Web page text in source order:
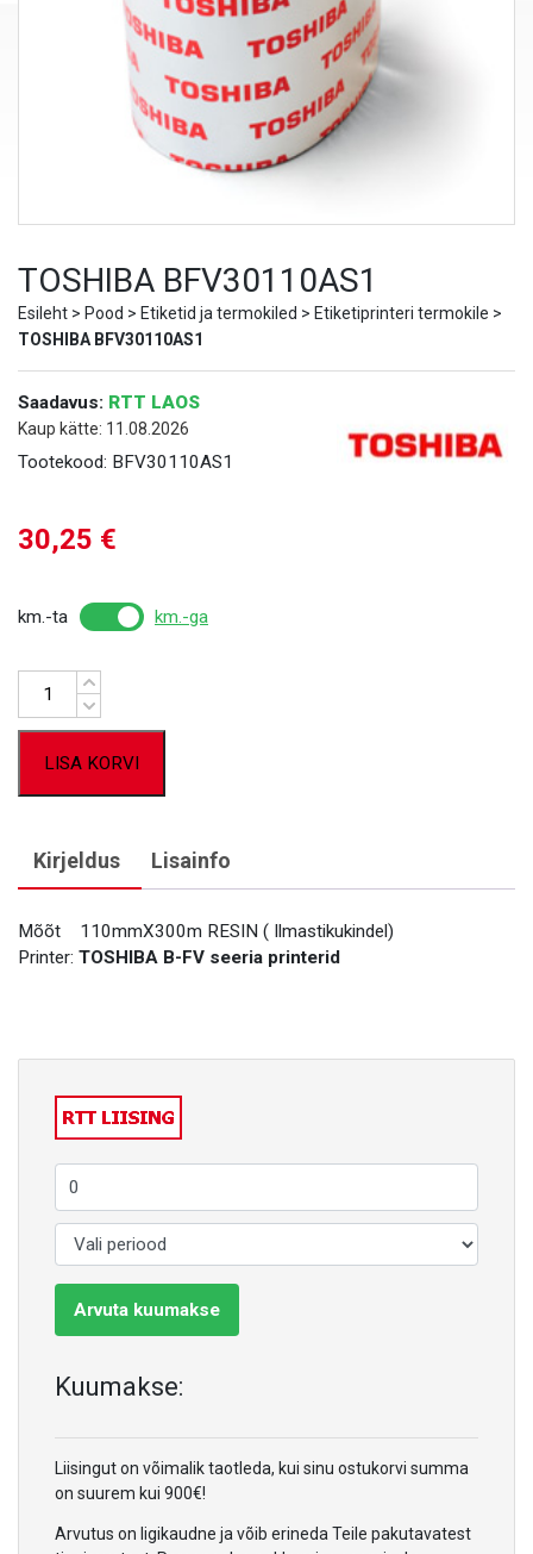
TOSHIBA BFV30110AS1
Esileht > Pood > Etiketid ja termokiled > Etiketiprinteri termokile >
TOSHIBA BFV30110AS1
Saadavus: RTT LAOS
Kaup kätte: 11.08.2026
Tootekood: BFV30110AS1
30,25 €
km.-ta km.-ga
Kogus
LISA KORVI
Kirjeldus Lisainfo
Mõõt 110mmX300m RESIN ( Ilmastikukindel)
Printer: TOSHIBA B-FV seeria printerid
Arvuta kuumakse
Kuumakse:
Liisingut on võimalik taotleda, kui sinu ostukorvi summa
on suurem kui 900€!
Arvutus on ligikaudne ja võib erineda Teile pakutavatest